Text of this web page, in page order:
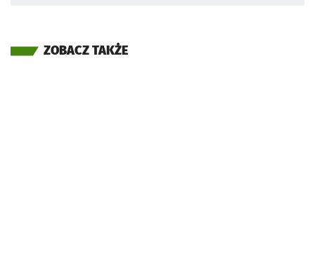
ZOBACZ TAKŻE